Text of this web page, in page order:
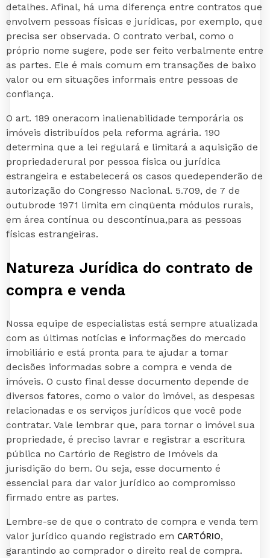
detalhes. Afinal, há uma diferença entre contratos que
envolvem pessoas físicas e jurídicas, por exemplo, que
precisa ser observada. O contrato verbal, como o
próprio nome sugere, pode ser feito verbalmente entre
as partes. Ele é mais comum em transações de baixo
valor ou em situações informais entre pessoas de
confiança.
O art. 189 oneracom inalienabilidade temporária os
imóveis distribuídos pela reforma agrária. 190
determina que a lei regulará e limitará a aquisição de
propriedaderural por pessoa física ou jurídica
estrangeira e estabelecerá os casos quedependerão de
autorização do Congresso Nacional. 5.709, de 7 de
outubrode 1971 limita em cinqüenta módulos rurais,
em área contínua ou descontínua,para as pessoas
físicas estrangeiras.
Natureza Jurídica do contrato de
compra e venda
Nossa equipe de especialistas está sempre atualizada
com as últimas notícias e informações do mercado
imobiliário e está pronta para te ajudar a tomar
decisões informadas sobre a compra e venda de
imóveis. O custo final desse documento depende de
diversos fatores, como o valor do imóvel, as despesas
relacionadas e os serviços jurídicos que você pode
contratar. Vale lembrar que, para tornar o imóvel sua
propriedade, é preciso lavrar e registrar a escritura
pública no Cartório de Registro de Imóveis da
jurisdição do bem. Ou seja, esse documento é
essencial para dar valor jurídico ao compromisso
firmado entre as partes.
Lembre-se de que o contrato de compra e venda tem
valor jurídico quando registrado em CARTÓRIO,
garantindo ao comprador o direito real de compra.